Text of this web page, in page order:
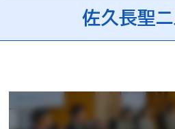
佐久長聖ニ